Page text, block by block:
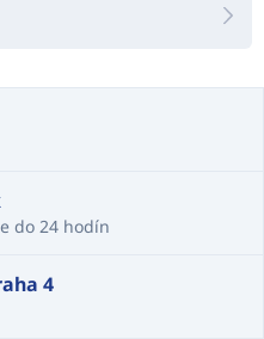
do 24 hodín
4